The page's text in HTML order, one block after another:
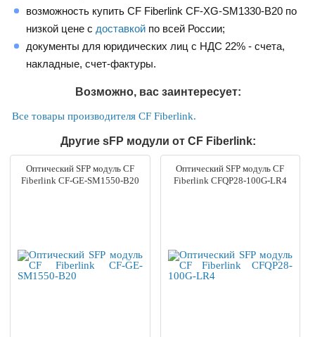
возможность купить CF Fiberlink CF-XG-SM1330-B20 по
низкой цене с доставкой по всей России;
документы для юридических лиц с НДС 22% - счета,
накладные, счет-фактуры.
Возможно, вас заинтересует:
Все товары производителя CF Fiberlink.
Другие sFP модули от CF Fiberlink:
Оптический SFP модуль CF
Fiberlink CF-GE-SM1550-B20
Оптический SFP модуль CF
Fiberlink CFQP28-100G-LR4